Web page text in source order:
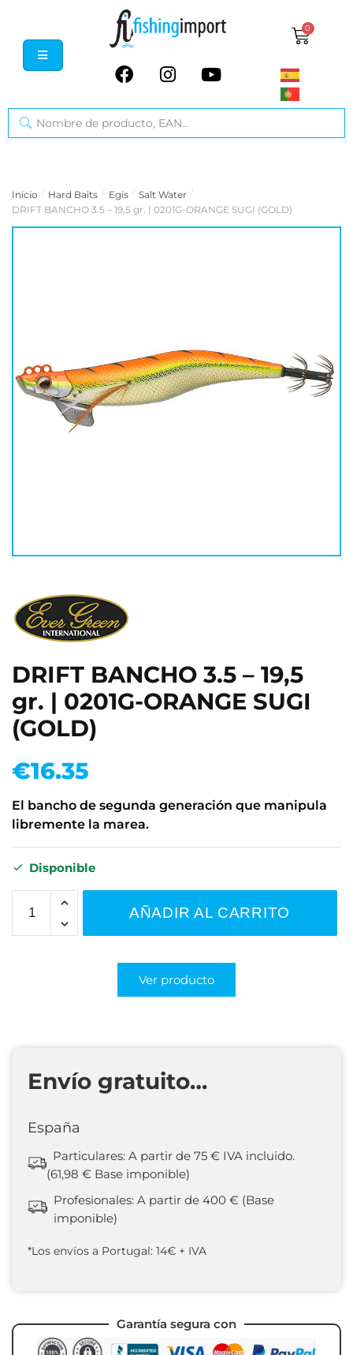
0
Inicio / Hard Baits / Egis / Salt Water /
DRIFT BANCHO 3.5 – 19,5 gr. | 0201G-ORANGE SUGI (GOLD)
DRIFT BANCHO 3.5 – 19,5
gr. | 0201G-ORANGE SUGI
(GOLD)
€16.35
El bancho de segunda generación que manipula
libremente la marea.
Disponible
AÑADIR AL CARRITO
Ver producto
Envío gratuito…
España
Particulares: A partir de 75 € IVA incluido.
(61,98 € Base imponible)
Profesionales: A partir de 400 € (Base
imponible)
*Los envíos a Portugal: 14€ + IVA
Garantía segura con